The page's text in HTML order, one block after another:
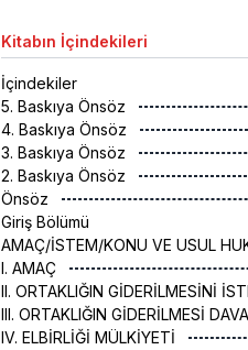
Kitabın İçindekileri
İçindekiler
5. Baskıya Önsöz
4. Baskıya Önsöz
3. Baskıya Önsöz
2. Baskıya Önsöz
Önsöz
Giriş Bölümü
AMAÇ/İSTEM/KONU VE USUL
I. AMAÇ
II. ORTAKLIĞIN GİDERİLMESİNİ
III. ORTAKLIĞIN GİDERİLMESİ
IV. ELBİRLİĞİ MÜLKİYETİ